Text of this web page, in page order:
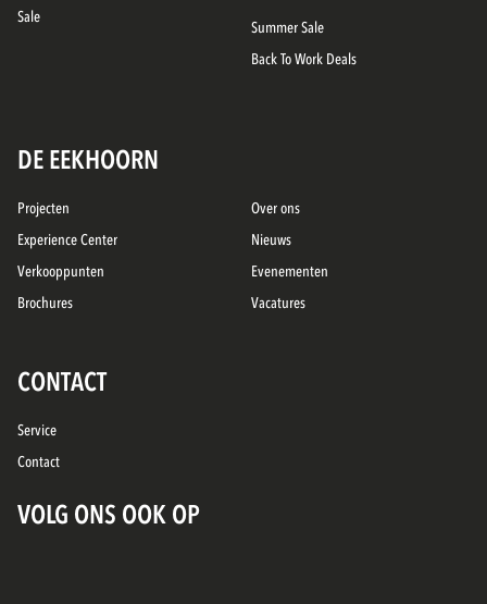
Sale
Summer Sale
Back To Work Deals
DE EEKHOORN
Projecten
Experience Center
Verkooppunten
Brochures
Over ons
Nieuws
Evenementen
Vacatures
CONTACT
Service
Contact
VOLG ONS OOK OP